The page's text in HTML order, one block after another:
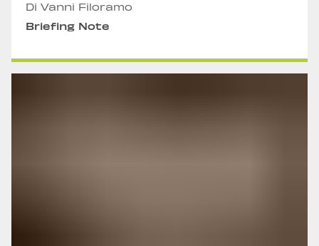
Di Vanni Filoramo
Briefing Note